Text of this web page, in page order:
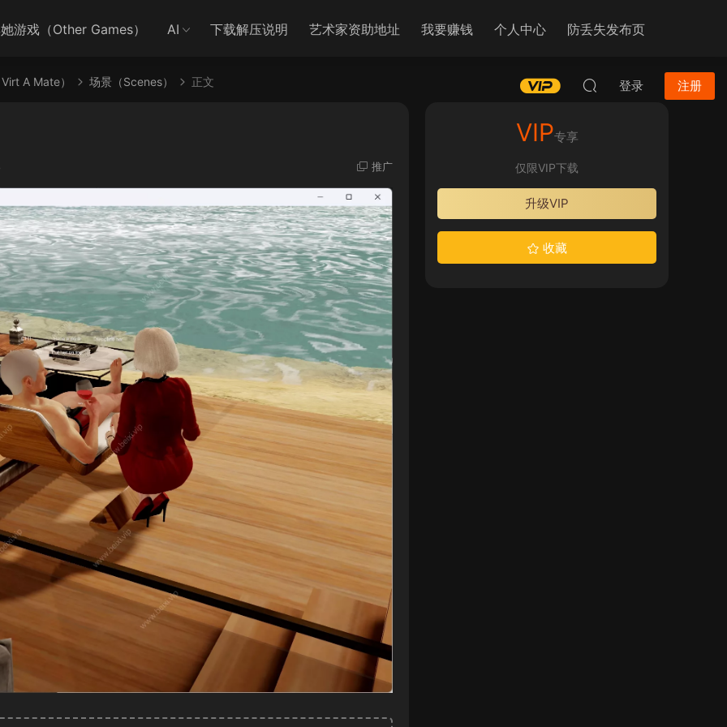
游戏（Other Games） AI 下载解压说明 艺术家资助地址 我要赚钱 个人中心 防丢失发布页
登录 注册
A Mate） 场景（Scenes） 正文
推广
VIP专享
仅限VIP下载
升级VIP
收藏